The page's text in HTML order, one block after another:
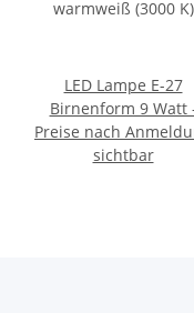
LED Lampe E-27
Birnenform 9 Watt
warmweiß (3000 K)
Preise nach
sichtbar